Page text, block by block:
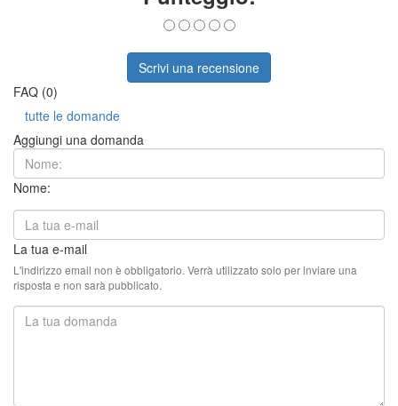
Scrivi una recensione
FAQ (0)
tutte le domande
Aggiungi una domanda
Nome:
La tua e-mail
L'indirizzo email non è obbligatorio. Verrà utilizzato solo per inviare una
risposta e non sarà pubblicato.